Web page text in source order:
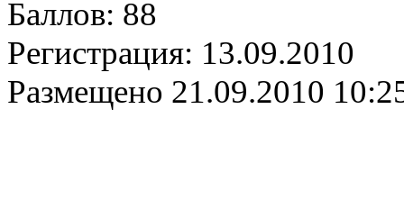
Баллов: 88
Регистрация: 13.09.2010
Размещено 21.09.2010